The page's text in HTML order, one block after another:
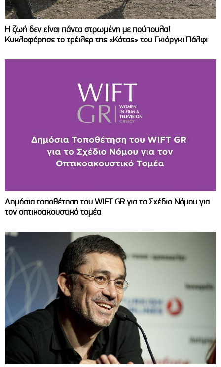
Η ζωή δεν είναι πάντα στρωμένη με πούπουλα!
Κυκλοφόρησε το τρέιλερ της «Κότας» του Γκιόργκι Πάλφι
Δημόσια τοποθέτηση του WIFT GR για το Σχέδιο Νόμου για
τον οπτικοακουστικό τομέα